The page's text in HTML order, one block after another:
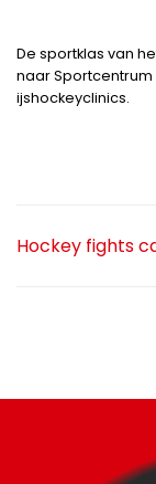
De sportklas van
naar
ijshockeyclinics.
Hockey fights